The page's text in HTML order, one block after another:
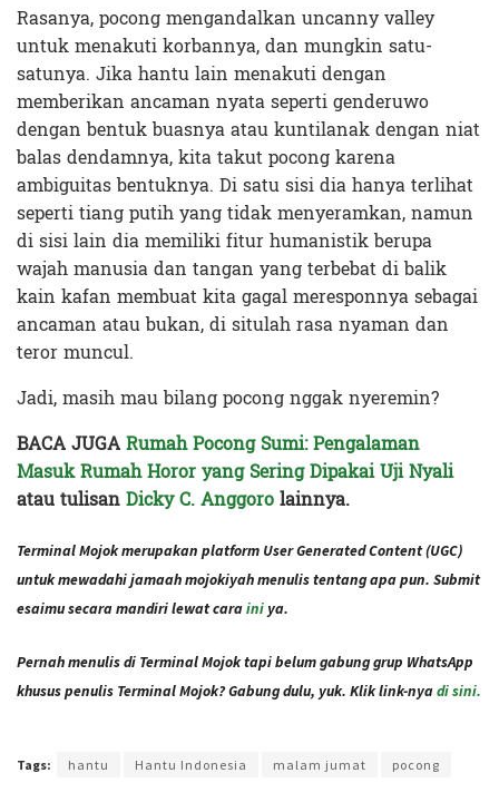
Rasanya, pocong mengandalkan uncanny valley
untuk menakuti korbannya, dan mungkin satu-
satunya. Jika hantu lain menakuti dengan
memberikan ancaman nyata seperti genderuwo
dengan bentuk buasnya atau kuntilanak dengan niat
balas dendamnya, kita takut pocong karena
ambiguitas bentuknya. Di satu sisi dia hanya terlihat
seperti tiang putih yang tidak menyeramkan, namun
di sisi lain dia memiliki fitur humanistik berupa
wajah manusia dan tangan yang terbebat di balik
kain kafan membuat kita gagal meresponnya sebagai
ancaman atau bukan, di situlah rasa nyaman dan
teror muncul.
Jadi, masih mau bilang pocong nggak nyeremin?
BACA JUGARumah Pocong Sumi: Pengalaman
Masuk Rumah Horor yang Sering Dipakai Uji Nyali
atau tulisanDicky C. Anggorolainnya.
Terminal Mojok merupakan platform User Generated Content (UGC)
untuk mewadahi jamaah mojokiyah menulis tentang apa pun. Submit
esaimu secara mandiri lewat caraini ya.
Pernah menulis di Terminal Mojok tapi belum gabung grup WhatsApp
khusus penulis Terminal Mojok? Gabung dulu, yuk. Klik link-nyadi sini.
Tags: hantu Hantu Indonesia malam jumat pocong